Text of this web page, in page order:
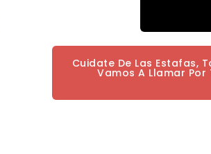
Cuidate De Las Estafas,
Vamos A Llamar Por